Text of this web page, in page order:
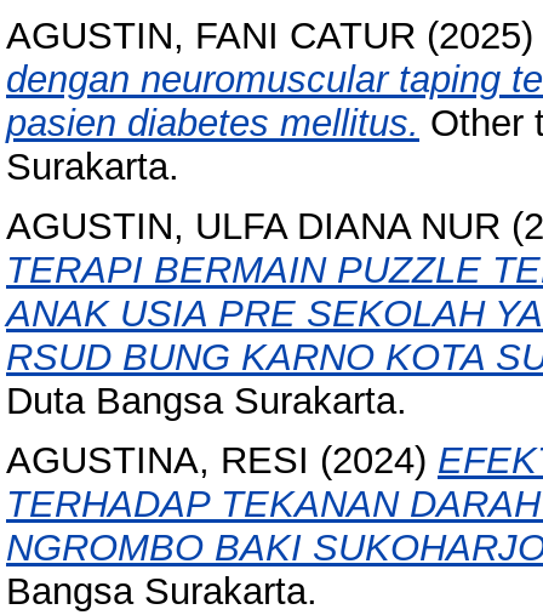
AGUSTIN, FANI CATUR (2025)
dengan neuromuscular taping
pasien diabetes mellitus. Other
Surakarta.
AGUSTIN, ULFA DIANA NUR
TERAPI BERMAIN PUZZLE
ANAK USIA PRE SEKOLAH
RSUD BUNG KARNO KOTA
Duta Bangsa Surakarta.
AGUSTINA, RESI (2024)
TERHADAP TEKANAN
NGROMBO BAKI
Bangsa Surakarta.